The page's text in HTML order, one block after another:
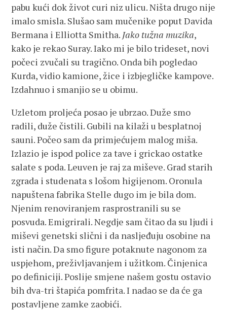
pabu kući dok život curi niz ulicu. Ništa drugo nije
imalo smisla. Slušao sam mučenike poput Davida
Bermana i Elliotta Smitha. Jako tužna muzika,
kako je rekao Suray. Iako mi je bilo trideset, novi
počeci zvučali su tragično. Onda bih pogledao
Kurda, vidio kamione, žice i izbjegličke kampove.
Izdahnuo i smanjio se u obimu.
Uzletom proljeća posao je ubrzao. Duže smo
radili, duže čistili. Gubili na kilaži u besplatnoj
sauni. Počeo sam da primjećujem malog miša.
Izlazio je ispod police za tave i grickao ostatke
salate s poda. Leuven je raj za miševe. Grad starih
zgrada i studenata s lošom higijenom. Oronula
napuštena fabrika Stelle dugo im je bila dom.
Njenim renoviranjem rasprostranili su se
posvuda. Emigrirali. Negdje sam čitao da su ljudi i
miševi genetski slični i da nasljeđuju osobine na
isti način. Da smo figure potaknute nagonom za
uspjehom, preživljavanjem i užitkom. Činjenica
po definiciji. Poslije smjene našem gostu ostavio
bih dva-tri štapića pomfrita. I nadao se da će ga
postavljene zamke zaobići.